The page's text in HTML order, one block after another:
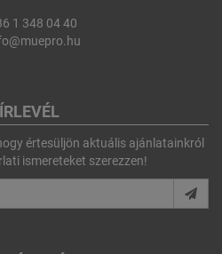
1 348 04 40
értesüljön aktuális ajánlatainkról
ismereteket szerezzen!